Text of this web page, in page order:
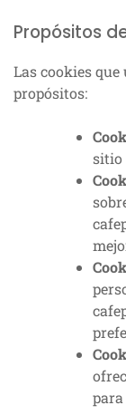
Propósitos
Las cookies
propósitos:
sitio